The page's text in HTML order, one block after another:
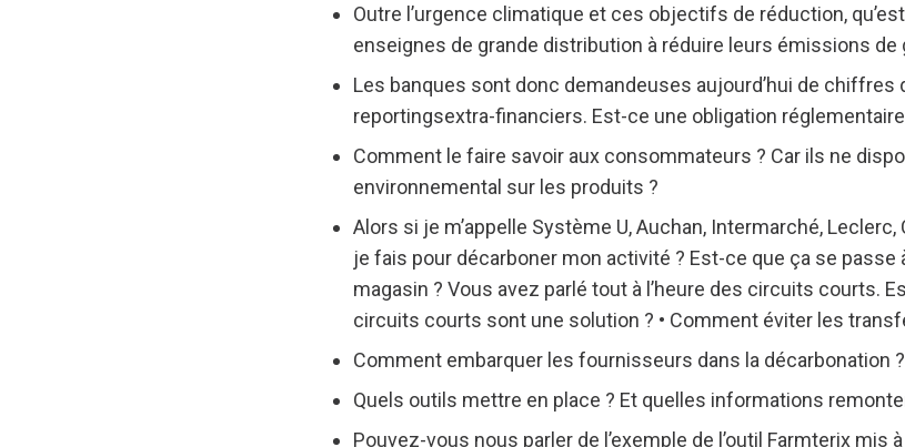
Outre l’urgence climatique et ces objectifs de réduction,
enseignes de grande distribution à réduire leurs émissions de
Les banques sont donc demandeuses aujourd’hui de chiffres
reportingsextra-financiers. Est-ce une obligation
Comment le faire savoir aux consommateurs ? Car ils ne
environnemental sur les produits ?
Alors si je m’appelle Système U, Auchan, Intermarché,
je fais pour décarboner mon activité ? Est-ce que ça se passe
magasin ? Vous avez parlé tout à l’heure des circuits courts.
circuits courts sont une solution ? • Comment éviter les
Comment embarquer les fournisseurs dans la décarbonation ?
Quels outils mettre en place ? Et quelles informations
Pouvez-vous nous parler de l’exemple de l’outil Farmterix mis